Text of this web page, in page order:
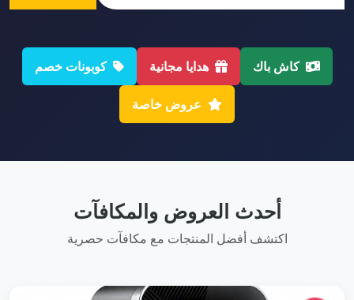
كاش باك هدايا مجانية كوبونات خصم
عروض خاصة
أحدث العروض والمكافآت
اكتشف أفضل المنتجات مع مكافآت حصرية